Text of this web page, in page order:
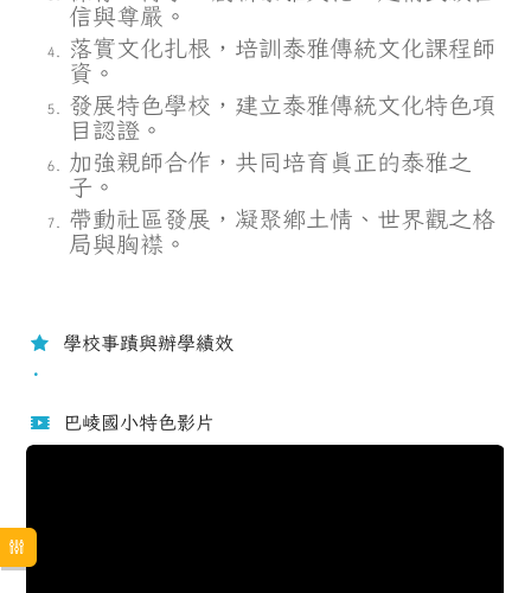
信與尊嚴。
落實文化扎根，培訓泰雅傳統文化課程師
資。
發展特色學校，建立泰雅傳統文化特色項
目認證。
加強親師合作，共同培育真正的泰雅之
子。
帶動社區發展，凝聚鄉土情、世界觀之格
局與胸襟。
學校事蹟與辦學績效
巴崚國小特色影片